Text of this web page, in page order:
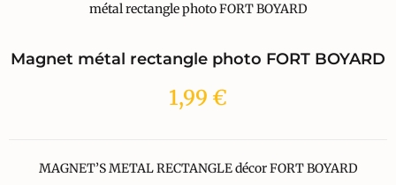
métal rectangle photo FORT BOYARD
Magnet métal rectangle photo FORT BOYARD
1,99 €
MAGNET’S METAL RECTANGLE décor FORT BOYARD